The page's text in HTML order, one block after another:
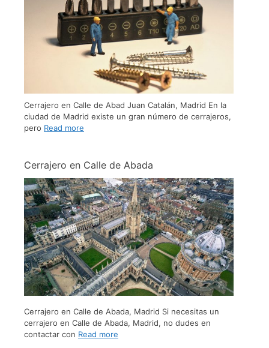
Cerrajero en Calle de Abad Juan Catalán, Madrid En la
ciudad de Madrid existe un gran número de cerrajeros,
pero Read more
Cerrajero en Calle de Abada
Cerrajero en Calle de Abada, Madrid Si necesitas un
cerrajero en Calle de Abada, Madrid, no dudes en
contactar con Read more